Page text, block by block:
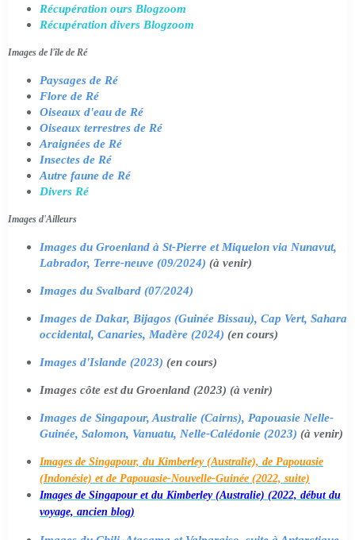
Récupération ours Blogzoom
Récupération divers Blogzoom
Images de l'île de Ré
Paysages de Ré
Flore de Ré
Oiseaux d'eau de Ré
Oiseaux terrestres de Ré
Araignées de Ré
Insectes de Ré
Autre faune de Ré
Divers Ré
Images d'Ailleurs
Images du Groenland à St-Pierre et Miquelon via Nunavut,
Labrador, Terre-neuve (09/2024) (à venir)
Images du Svalbard (07/2024)
Images de Dakar, Bijagos (Guinée Bissau), Cap Vert, Sahara
occidental, Canaries, Madère (2024) (en cours)
Images d'Islande (2023) (en cours)
Images côte est du Groenland (2023) (à venir)
Images de Singapour, Australie (Cairns), Papouasie Nelle-
Guinée, Salomon, Vanuatu, Nelle-Calédonie (2023) (à venir)
Images de Singapour, du Kimberley (Australie), de Papouasie
(Indonésie) et de Papouasie-Nouvelle-Guinée (2022, suite)
Images de Singapour et du Kimberley (Australie) (2022, début du
voyage, ancien blog)